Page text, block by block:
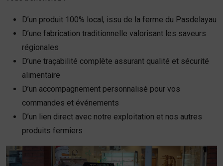
D’un produit 100% local, issu de la ferme du Pasdelayau
D’une fabrication traditionnelle valorisant les saveurs
régionales
D’une traçabilité complète assurant qualité et sécurité
alimentaire
D’un accompagnement personnalisé pour vos
commandes et événements
D’un lien direct avec notre exploitation et nos autres
produits fermiers